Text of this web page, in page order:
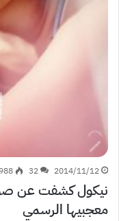
2014/11/12
32
نيكول كشفت عن
معجبيها الرسمي